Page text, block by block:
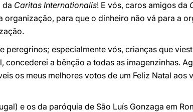
da Caritas Internationalis! E vós, caros amigos da
para que o dinheiro não vá para a
peregrinos; especialmente vós, crianças que
concederei a bênção a todas as imagenzinhas.
os meus melhores votos de um Feliz Natal aos
e os da paróquia de São Luís Gonzaga em